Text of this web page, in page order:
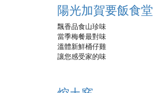
陽光加賀要飯食堂
飄香品食山珍味
當季梅餐最對味
溫體新鮮桶仔雞
讓您感受家的味